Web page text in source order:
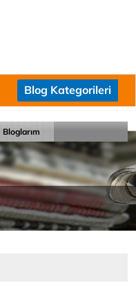
Blog Kategorileri
Bloglarım